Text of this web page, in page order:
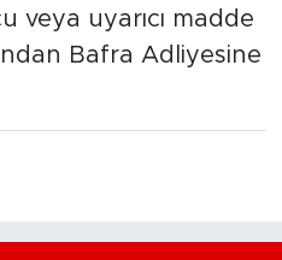
veya uyarıcı madde
Bafra Adliyesine